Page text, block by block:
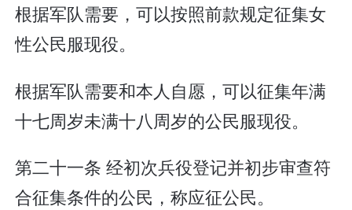
根据军队需要，可以按照前款规定征集女
性公民服现役。
根据军队需要和本人自愿，可以征集年满
十七周岁未满十八周岁的公民服现役。
第二十一条 经初次兵役登记并初步审查符
合征集条件的公民，称应征公民。